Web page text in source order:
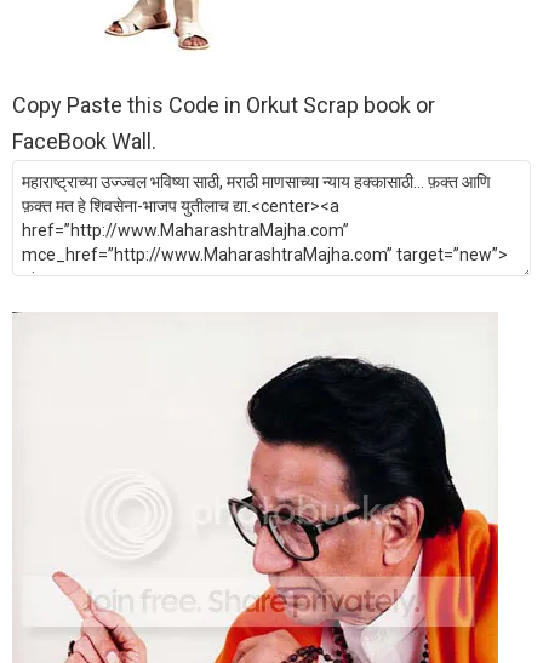
Copy Paste this Code in Orkut Scrap book or
FaceBook Wall.